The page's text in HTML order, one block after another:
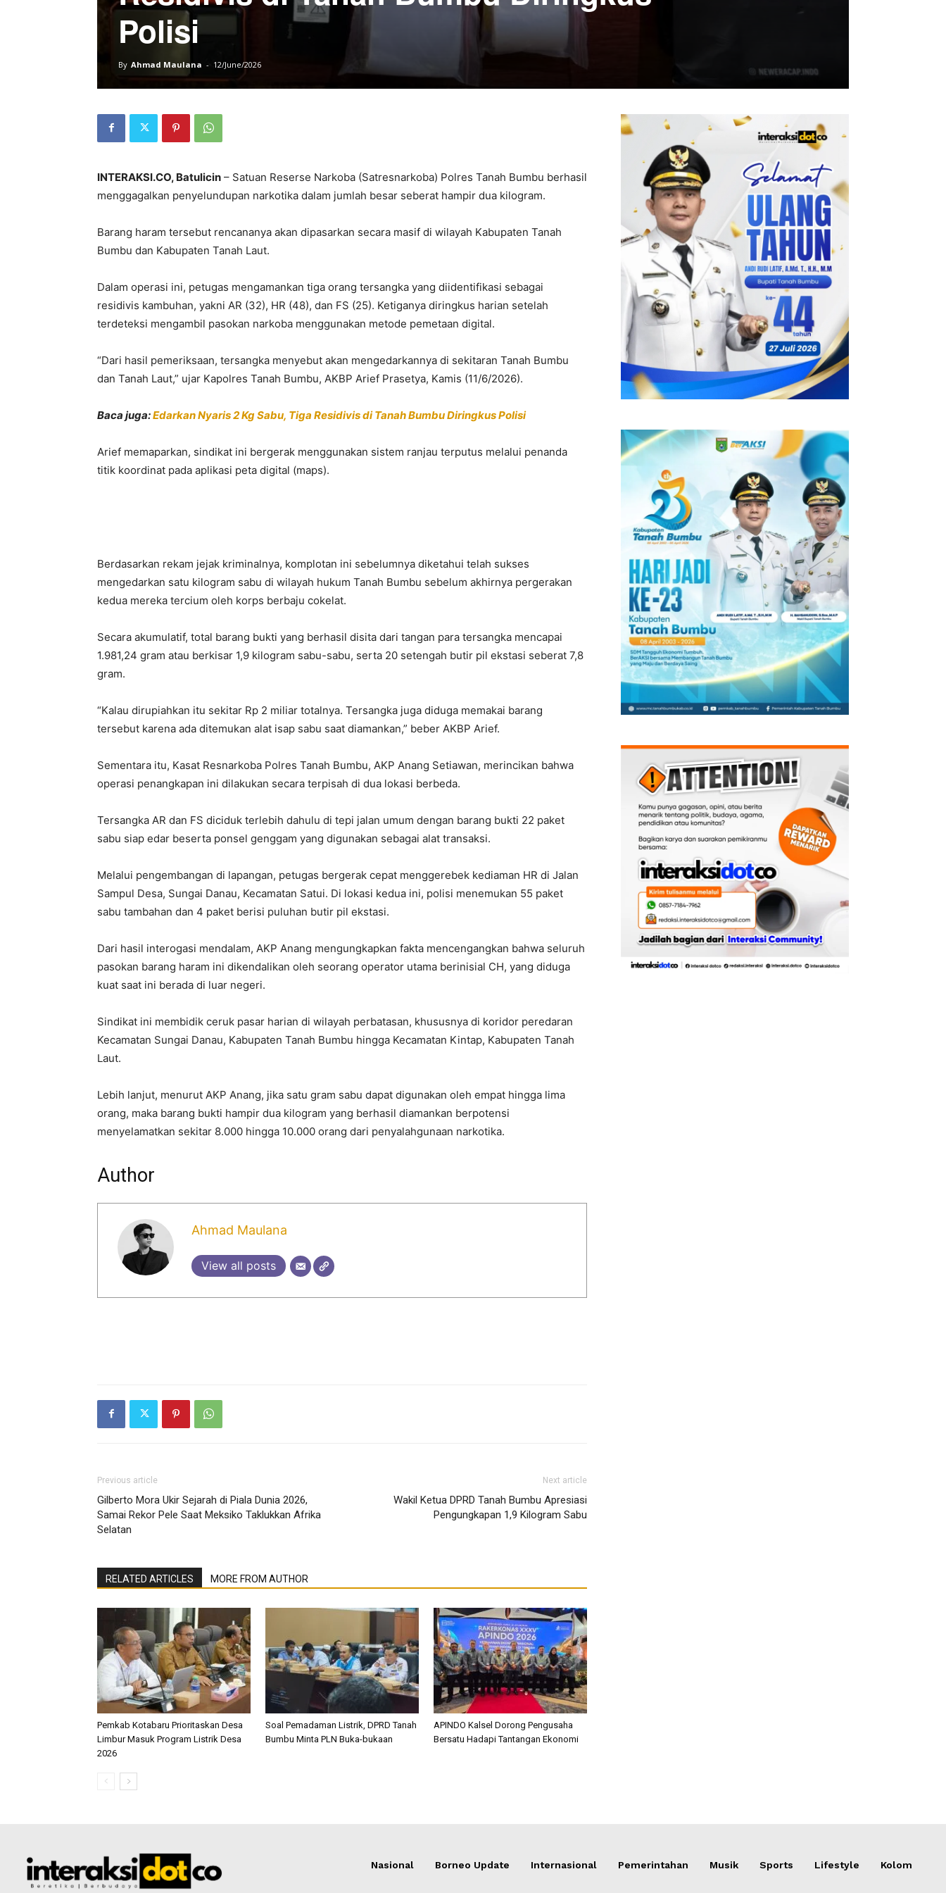
Polisi
By Ahmad Maulana - 12/June/2026
INTERAKSI.CO, Batulicin – Satuan Reserse Narkoba (Satresnarkoba) Polres Tanah Bumbu berhasil
menggagalkan penyelundupan narkotika dalam jumlah besar seberat hampir dua kilogram.
Barang haram tersebut rencananya akan dipasarkan secara masif di wilayah Kabupaten Tanah
Bumbu dan Kabupaten Tanah Laut.
Dalam operasi ini, petugas mengamankan tiga orang tersangka yang diidentifikasi sebagai
residivis kambuhan, yakni AR (32), HR (48), dan FS (25). Ketiganya diringkus harian setelah
terdeteksi mengambil pasokan narkoba menggunakan metode pemetaan digital.
“Dari hasil pemeriksaan, tersangka menyebut akan mengedarkannya di sekitaran Tanah Bumbu
dan Tanah Laut,” ujar Kapolres Tanah Bumbu, AKBP Arief Prasetya, Kamis (11/6/2026).
Baca juga:Edarkan Nyaris 2 Kg Sabu, Tiga Residivis di Tanah Bumbu Diringkus Polisi
Arief memaparkan, sindikat ini bergerak menggunakan sistem ranjau terputus melalui penanda
titik koordinat pada aplikasi peta digital (maps).
Berdasarkan rekam jejak kriminalnya, komplotan ini sebelumnya diketahui telah sukses
mengedarkan satu kilogram sabu di wilayah hukum Tanah Bumbu sebelum akhirnya pergerakan
kedua mereka tercium oleh korps berbaju cokelat.
Secara akumulatif, total barang bukti yang berhasil disita dari tangan para tersangka mencapai
1.981,24 gram atau berkisar 1,9 kilogram sabu-sabu, serta 20 setengah butir pil ekstasi seberat 7,8
gram.
“Kalau dirupiahkan itu sekitar Rp 2 miliar totalnya. Tersangka juga diduga memakai barang
tersebut karena ada ditemukan alat isap sabu saat diamankan,” beber AKBP Arief.
Sementara itu, Kasat Resnarkoba Polres Tanah Bumbu, AKP Anang Setiawan, merincikan bahwa
operasi penangkapan ini dilakukan secara terpisah di dua lokasi berbeda.
Tersangka AR dan FS diciduk terlebih dahulu di tepi jalan umum dengan barang bukti 22 paket
sabu siap edar beserta ponsel genggam yang digunakan sebagai alat transaksi.
Melalui pengembangan di lapangan, petugas bergerak cepat menggerebek kediaman HR di Jalan
Sampul Desa, Sungai Danau, Kecamatan Satui. Di lokasi kedua ini, polisi menemukan 55 paket
sabu tambahan dan 4 paket berisi puluhan butir pil ekstasi.
Dari hasil interogasi mendalam, AKP Anang mengungkapkan fakta mencengangkan bahwa seluruh
pasokan barang haram ini dikendalikan oleh seorang operator utama berinisial CH, yang diduga
kuat saat ini berada di luar negeri.
Sindikat ini membidik ceruk pasar harian di wilayah perbatasan, khususnya di koridor peredaran
Kecamatan Sungai Danau, Kabupaten Tanah Bumbu hingga Kecamatan Kintap, Kabupaten Tanah
Laut.
Lebih lanjut, menurut AKP Anang, jika satu gram sabu dapat digunakan oleh empat hingga lima
orang, maka barang bukti hampir dua kilogram yang berhasil diamankan berpotensi
menyelamatkan sekitar 8.000 hingga 10.000 orang dari penyalahgunaan narkotika.
Author
Ahmad Maulana
View all posts
Previous article
Gilberto Mora Ukir Sejarah di Piala Dunia 2026,
Samai Rekor Pele Saat Meksiko Taklukkan Afrika
Selatan
Next article
Wakil Ketua DPRD Tanah Bumbu Apresiasi
Pengungkapan 1,9 Kilogram Sabu
RELATED ARTICLES MORE FROM AUTHOR
Pemkab Kotabaru Prioritaskan Desa
Limbur Masuk Program Listrik Desa
2026
Soal Pemadaman Listrik, DPRD Tanah
Bumbu Minta PLN Buka-bukaan
APINDO Kalsel Dorong Pengusaha
Bersatu Hadapi Tantangan Ekonomi
Nasional Borneo Update Internasional Pemerintahan Musik Sports Lifestyle Kolom